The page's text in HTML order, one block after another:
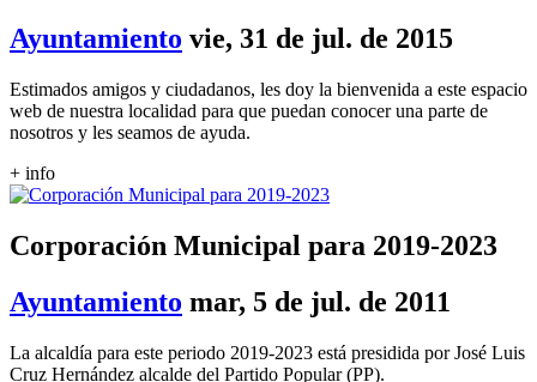
Ayuntamiento vie, 31 de jul. de 2015
Estimados amigos y ciudadanos, les doy la bienvenida a este espacio
web de nuestra localidad para que puedan conocer una parte de
nosotros y les seamos de ayuda.
+ info
Corporación Municipal para 2019-2023
Ayuntamiento mar, 5 de jul. de 2011
La alcaldía para este periodo 2019-2023 está presidida por José Luis
Cruz Hernández alcalde del Partido Popular (PP).